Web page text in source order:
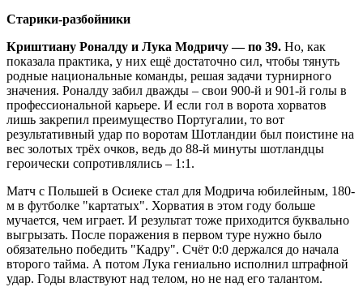
Старики-разбойники
Криштиану Роналду и Лука Модричу — по 39. Но, как
показала практика, у них ещё достаточно сил, чтобы тянуть
родные национальные команды, решая задачи турнирного
значения. Роналду забил дважды – свои 900-й и 901-й голы в
профессиональной карьере. И если гол в ворота хорватов
лишь закрепил преимущество Португалии, то вот
результативный удар по воротам Шотландии был поистине на
вес золотых трёх очков, ведь до 88-й минуты шотландцы
героически сопротивлялись – 1:1.
Матч с Польшей в Осиеке стал для Модрича юбилейным, 180-
м в футболке "картатых". Хорватия в этом году больше
мучается, чем играет. И результат тоже приходится буквально
выгрызать. После поражения в первом туре нужно было
обязательно победить "Кадру". Счёт 0:0 держался до начала
второго тайма. А потом Лука гениально исполнил штрафной
удар. Годы властвуют над телом, но не над его талантом.